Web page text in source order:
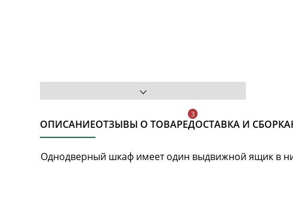
ОПИСАНИЕОТЗЫВЫ О ТОВАРЕДОСТАВКА И СБОРКА
Однодверный шкаф имеет один выдвижной ящик в